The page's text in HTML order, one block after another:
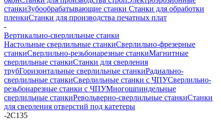
станкиЗубообрабатывающие станки Станки для обработки
пленкиСтанки для производства печатных плат
-
Вертикально-сверлильные станки
Настольные сверлильные станкиСверлильно-фрезерные
станкиСверлильно-резьбонарезные станкиМагнитные
сверлильные станкиСтанки для сверления
трубГоризонтальные сверлильные станкиРадиально-
сверлильные станкиСверлильные станки с ЧПУСверлильно-
резьбонарезные станки с ЧПУМногошпиндельные
сверлильные станкиРевольверно-сверлильные станкиСтанки
для сверления отверстий под катетеры
-2С135